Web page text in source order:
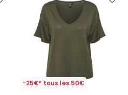
-25€* tous les 50€